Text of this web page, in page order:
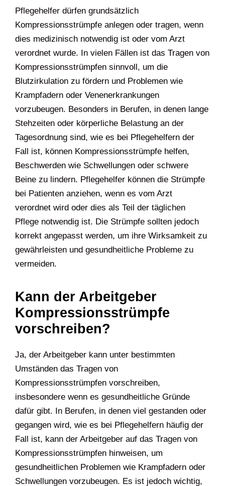
Pflegehelfer dürfen grundsätzlich
Kompressionsstrümpfe anlegen oder tragen, wenn
dies medizinisch notwendig ist oder vom Arzt
verordnet wurde. In vielen Fällen ist das Tragen von
Kompressionsstrümpfen sinnvoll, um die
Blutzirkulation zu fördern und Problemen wie
Krampfadern oder Venenerkrankungen
vorzubeugen. Besonders in Berufen, in denen lange
Stehzeiten oder körperliche Belastung an der
Tagesordnung sind, wie es bei Pflegehelfern der
Fall ist, können Kompressionsstrümpfe helfen,
Beschwerden wie Schwellungen oder schwere
Beine zu lindern. Pflegehelfer können die Strümpfe
bei Patienten anziehen, wenn es vom Arzt
verordnet wird oder dies als Teil der täglichen
Pflege notwendig ist. Die Strümpfe sollten jedoch
korrekt angepasst werden, um ihre Wirksamkeit zu
gewährleisten und gesundheitliche Probleme zu
vermeiden.
Kann der Arbeitgeber
Kompressionsstrümpfe
vorschreiben?
Ja, der Arbeitgeber kann unter bestimmten
Umständen das Tragen von
Kompressionsstrümpfen vorschreiben,
insbesondere wenn es gesundheitliche Gründe
dafür gibt. In Berufen, in denen viel gestanden oder
gegangen wird, wie es bei Pflegehelfern häufig der
Fall ist, kann der Arbeitgeber auf das Tragen von
Kompressionsstrümpfen hinweisen, um
gesundheitlichen Problemen wie Krampfadern oder
Schwellungen vorzubeugen. Es ist jedoch wichtig,